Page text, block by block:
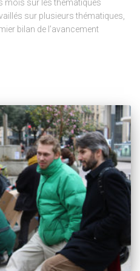
mois sur les thématiques
sur plusieurs thématiques,
bilan de l’avancement